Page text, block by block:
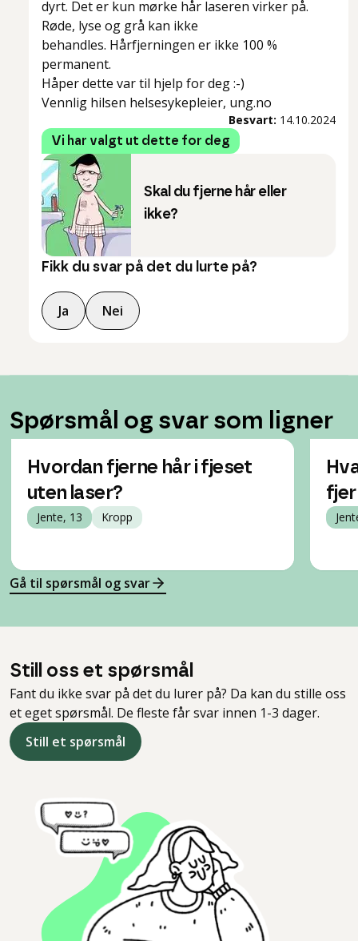
dyrt. Det er kun mørke hår laseren virker på.
Røde, lyse og grå kan ikke
behandles. Hårfjerningen er ikke 100 %
permanent.
Håper dette var til hjelp for deg :-)
Vennlig hilsen helsesykepleier, ung.no
Besvart: 14.10.2024
Vi har valgt ut dette for deg
Skal du fjerne hår eller
ikke?
Fikk du svar på det du lurte på?
Ja Nei
Spørsmål og svar som ligner
Hvordan fjerne hår i fjeset
uten laser?
Jente, 13 Kropp
Gå til spørsmål og svar
Still oss et spørsmål
Fant du ikke svar på det du lurer på? Da kan du stille oss
et eget spørsmål. De fleste får svar innen 1-3 dager.
Still et spørsmål